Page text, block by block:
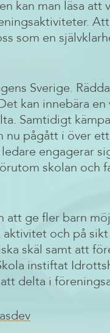
kan man läsa att
som en
Sverige.
kan innebära
Samtidigt
pågått i över
engagerar
skolan och
att ge fler barn
och på
skäl samt att
instiftat
delta i